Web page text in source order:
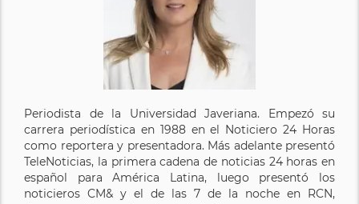
Periodista de la Universidad Javeriana. Empezó su
carrera periodística en 1988 en el Noticiero 24 Horas
como reportera y presentadora. Más adelante presentó
TeleNoticias, la primera cadena de noticias 24 horas en
español para América Latina, luego presentó los
noticieros CM& y el de las 7 de la noche en RCN,